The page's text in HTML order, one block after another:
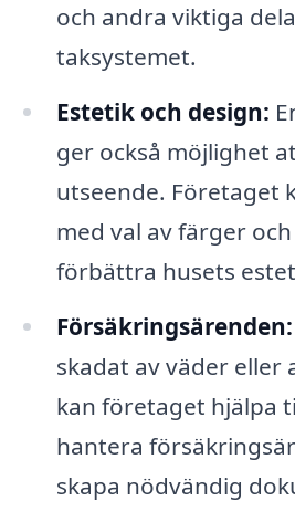
och andra viktiga
taksystemet.
Estetik och design:
ger också möjlighet
utseende. Företaget
med val av färger
förbättra husets
Försäkringsärenden:
skadat av väder
kan företaget hjälpa
hantera
skapa nödvändig